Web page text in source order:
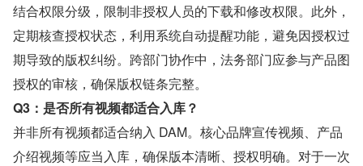
结合权限分级，限制非授权人员的下载和修改权限。此外，
定期核查授权状态，利用系统自动提醒功能，避免因授权过
期导致的版权纠纷。跨部门协作中，法务部门应参与产品图
授权的审核，确保版权链条完整。
Q3：是否所有视频都适合入库？
并非所有视频都适合纳入 DAM。核心品牌宣传视频、产品
介绍视频等应当入库，确保版本清晰、授权明确。对于一次